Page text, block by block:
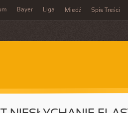
Bayer Liga Miedź Spis Treści